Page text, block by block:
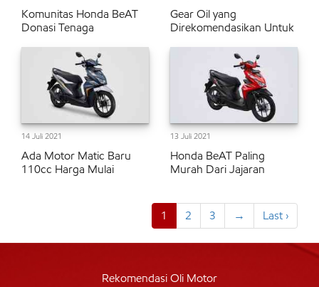
Komunitas Honda BeAT
Donasi Tenaga
Gear Oil yang
Direkomendasikan Untuk
14 Juli 2021
Ada Motor Matic Baru
110cc Harga Mulai
13 Juli 2021
Honda BeAT Paling
Murah Dari Jajaran
1 2 3 → Last ›
Rekomendasi Oli Motor